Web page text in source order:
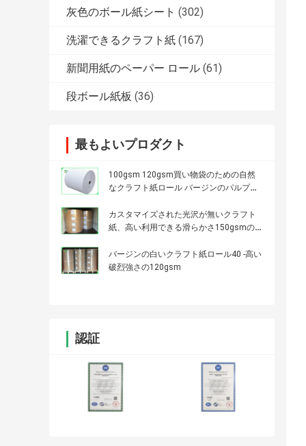
灰色のボール紙シート (302)
洗濯できるクラフト紙 (167)
新聞用紙のペーパー ロール (61)
段ボール紙板 (36)
最もよいプロダクト
100gsm 120gsm買い物袋のための自然
なクラフト紙ロール バージンのパルプ材
カスタマイズされた光沢が無いクラフト
紙、高い利用できる滑らかさ150gsmの
バージンの白いクラフト紙ロール40 -高い
破烈強さの120gsm
認証